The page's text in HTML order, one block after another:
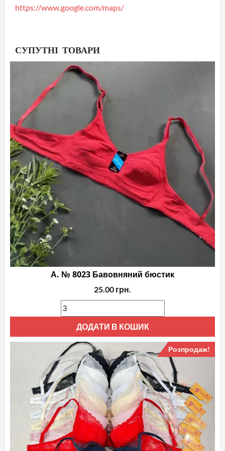
https://www.google.com/maps/
СУПУТНІ ТОВАРИ
А. № 8023 Бавовняний бюстик
25.00 грн.
ДОДАТИ В КОШИК
Розпродаж!